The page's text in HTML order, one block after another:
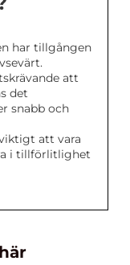
har tillgången
att
det
snabb och
att vara
i tillförlitlighet